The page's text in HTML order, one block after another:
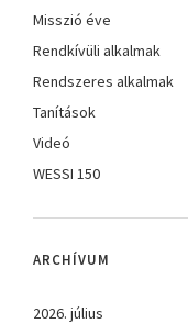
Misszió éve
Rendkívüli alkalmak
Rendszeres alkalmak
Tanítások
Videó
WESSI 150
ARCHÍVUM
2026. július